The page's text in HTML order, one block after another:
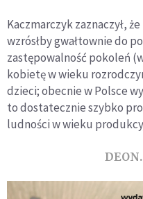
Kaczmarczyk zaznaczył,
wzrósłby gwałtownie do
zastępowalność pokoleń
kobietę w wieku
dzieci; obecnie w Polsce
to dostatecznie szybko
ludności w wieku